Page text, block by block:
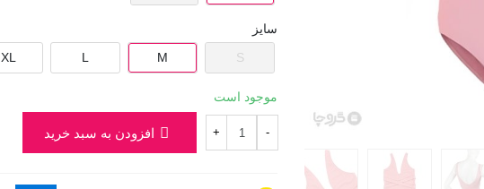
سایز
S
M
L
XL
موجود است
-
+ افزودن به سبد خرید